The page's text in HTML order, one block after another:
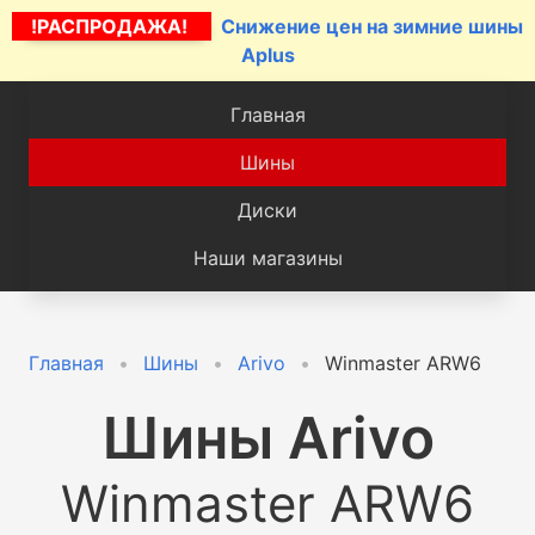
!РАСПРОДАЖА!
Снижение цен на зимние шины
Aplus
Главная
Шины
Диски
Наши магазины
Главная Шины Arivo Winmaster ARW6
Шины Arivo
Winmaster ARW6